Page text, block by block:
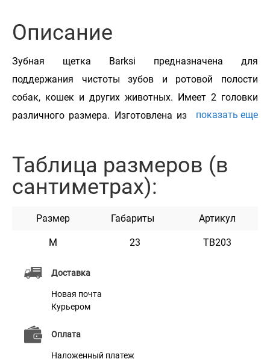
Доставка
Новая почта
Курьером
Оплата
Наложенный платеж
Описание
Зубная щетка Barksi предназначена для
поддержания чистоты зубов и ротовой полости
собак, кошек и других животных. Имеет 2 головки
различного размера. Изготовлена из качественного
зубы, клыки и десна даже в труднодоступных местах
пасти животного. Очень легко моется. Безопасна в
необходимая вещь для ухода за зубами, клыками и
деснами домашним питомцев любых размеров.
Характеристики
показать еще
Таблица размеров (в
сантиметрах):
Размер Габариты Артикул
M 23 TB203